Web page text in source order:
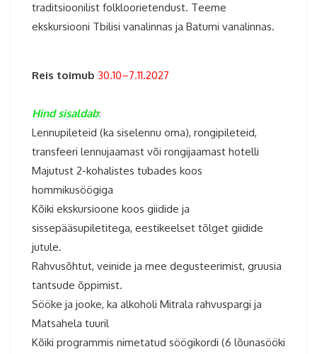
traditsioonilist folkloorietendust. Teeme
ekskursiooni Tbilisi vanalinnas ja Batumi vanalinnas.
Reis toimub 30.10–7.11.2027
Hind sisaldab:
Lennupileteid (ka siselennu oma), rongipileteid,
transfeeri lennujaamast või rongijaamast hotelli
Majutust 2-kohalistes tubades koos
hommikusöögiga
Kõiki ekskursioone koos giidide ja
sissepääsupiletitega, eestikeelset tõlget giidide
jutule.
Rahvusõhtut, veinide ja mee degusteerimist, gruusia
tantsude õppimist.
Sööke ja jooke, ka alkoholi Mitrala rahvuspargi ja
Matsahela tuuril
Kõiki programmis nimetatud söögikordi (6 lõunasööki